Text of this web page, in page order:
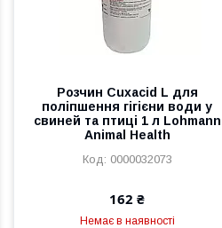
Розчин Cuxacid L для
поліпшення гігієни води у
свиней та птиці 1 л Lohmann
Animal Health
0000032073
162 ₴
Немає в наявності